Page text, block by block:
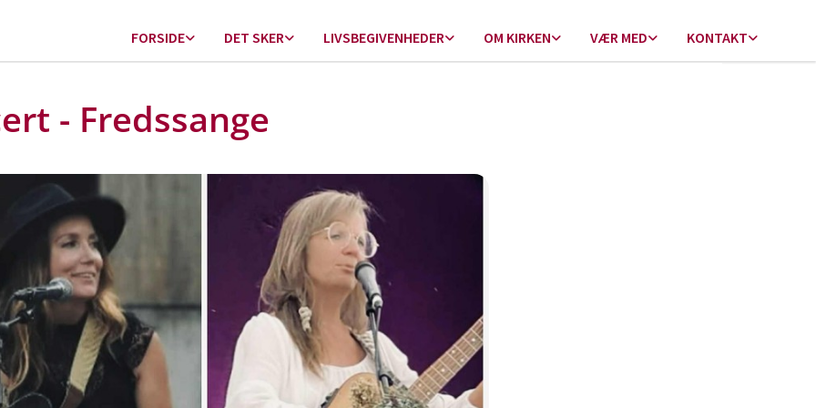
FORSIDE DET SKER LIVSBEGIVENHEDER OM KIRKEN VÆR MED KONTAKT
- Fredssange